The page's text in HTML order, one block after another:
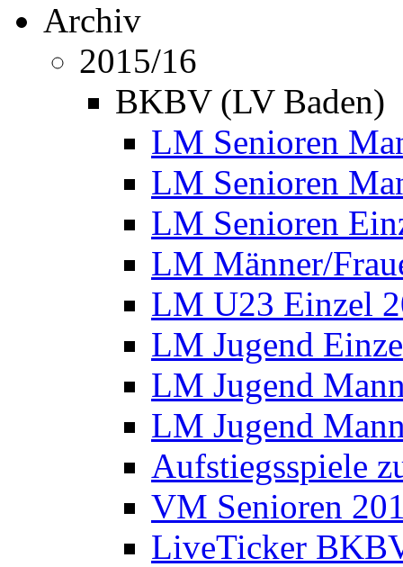
Archiv
2015/16
BKBV (LV Baden)
LM Senioren
LM Senioren
LM Senioren
LM Männer/
LM U23 Einzel
LM Jugend
LM Jugend
LM Jugend
Aufstiegsspiele
VM Senioren
LiveTicker